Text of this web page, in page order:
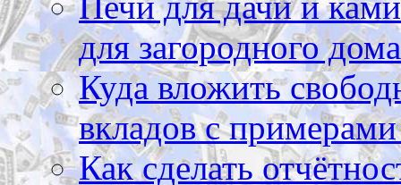
для загородного дома
Куда вложить
вкладов с
Как сделать